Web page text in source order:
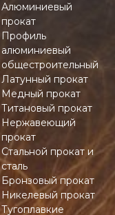
Алюминиевый
прокат
Профиль
алюминиевый
общестроительный
Латунный прокат
Медный прокат
Титановый прокат
Нержавеющий
прокат
Стальной прокат и
сталь
Бронзовый прокат
Никелевый прокат
Тугоплавкие